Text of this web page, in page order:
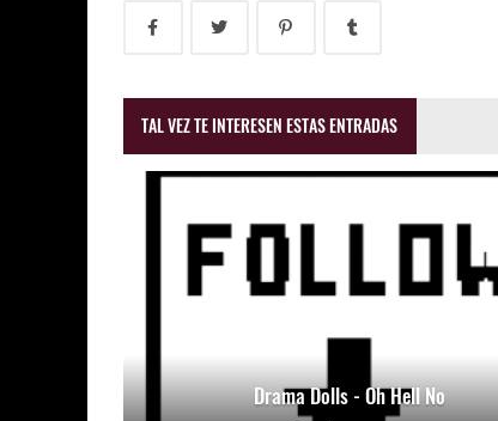
TAL VEZ TE INTERESEN ESTAS ENTRADAS
Drama Dolls - Oh Hell No